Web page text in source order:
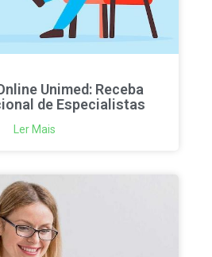
Unimed: Receba
de Especialistas
Ler Mais